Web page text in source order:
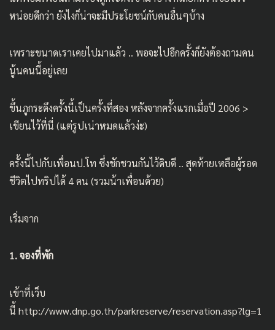
หน่อยดีกว่า ยังไงก็น่าจะมีประโยชน์กับคนอื่นๆบ้าง
เพราะขนาดเราเคยไปมาแล้ว .. พอจะไปอีกครั้งก็ยังต้องถามคน
นู้นคนนี้อยู่เลย
ขึ้นภูกระดึงครั้งนี้เป็นครั้งที่สอง หลังจากครั้งแรกเมื่อปี 2006 >
เขียนไว้ที่นี่ (แต่รูปเน่าหมดแล้วง่ะ)
ครั้งนี้ไปกับเพื่อนป.โท ซึ่งชักชวนกันไว้ดิบดี .. สุดท้ายเหลือผู้รอด
ชีวิตไปทริปได้ 4 คน (รวมน้าเพื่อนด้วย)
เริ่มจาก
1. จองที่พัก
เข้าที่เว็บ
นี้ http://www.dnp.go.th/parkreserve/reservation.asp?lg=1